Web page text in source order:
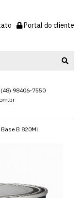
Portal do cliente
(48) 98406-7550
B 820Ml